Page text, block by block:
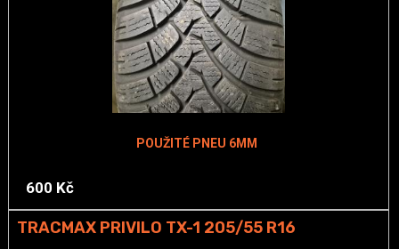
POUŽITÉ PNEU 6MM
600 Kč
TRACMAX PRIVILO TX-1 205/55 R16